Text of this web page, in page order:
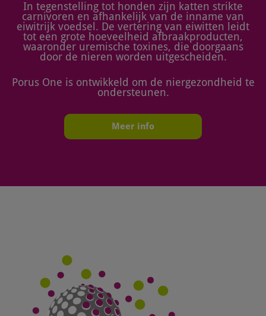
In tegenstelling tot honden zijn katten strikte
carnivoren en afhankelijk van de inname van
eiwitrijk voedsel. De vertering van eiwitten leidt
tot een grote hoeveelheid afbraakproducten,
waaronder uremische toxines, die doorgaans
door de nieren worden uitgescheiden.
Porus One is ontwikkeld om de niergezondheid te
ondersteunen.
Meer info